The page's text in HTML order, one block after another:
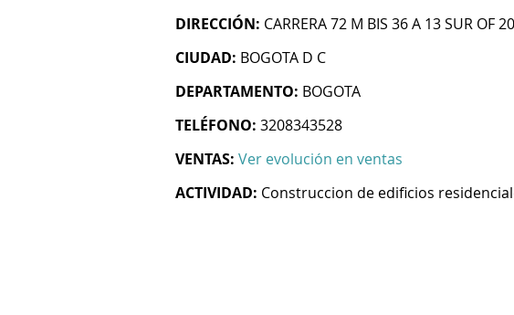
DIRECCIÓN: CARRERA 72 M BIS 36 A 13 SUR OF
CIUDAD: BOGOTA D C
DEPARTAMENTO: BOGOTA
TELÉFONO: 3208343528
VENTAS: Ver evolución en ventas
ACTIVIDAD: Construccion de edificios